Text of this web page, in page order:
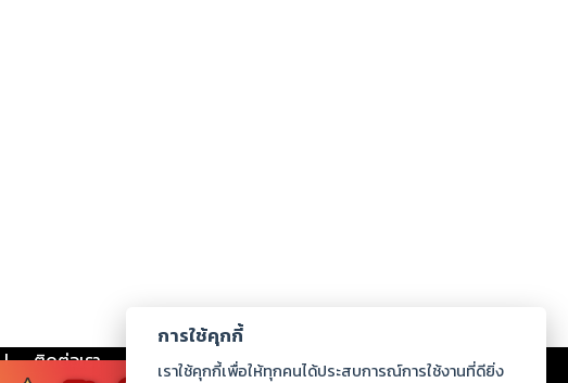
| ติดต่อเรา ร่วมงานกับเรา ดาวน์โหลด
การใช้คุกกี้
เราใช้คุกกี้เพื่อให้ทุกคนได้ประสบการณ์การใช้งานที่ดียิ่ง